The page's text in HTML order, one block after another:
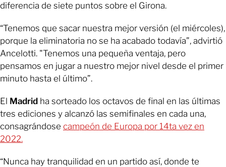
diferencia de siete puntos sobre el Girona.
“Tenemos que sacar nuestra mejor versión (el miércoles),
porque la eliminatoria no se ha acabado todavía”, advirtió
Ancelotti. "Tenemos una pequeña ventaja, pero
pensamos en jugar a nuestro mejor nivel desde el primer
minuto hasta el último”.
El Madrid ha sorteado los octavos de final en las últimas
tres ediciones y alcanzó las semifinales en cada una,
consagrándose campeón de Europa por 14ta vez en
2022.
“Nunca hay tranquilidad en un partido así, donde te